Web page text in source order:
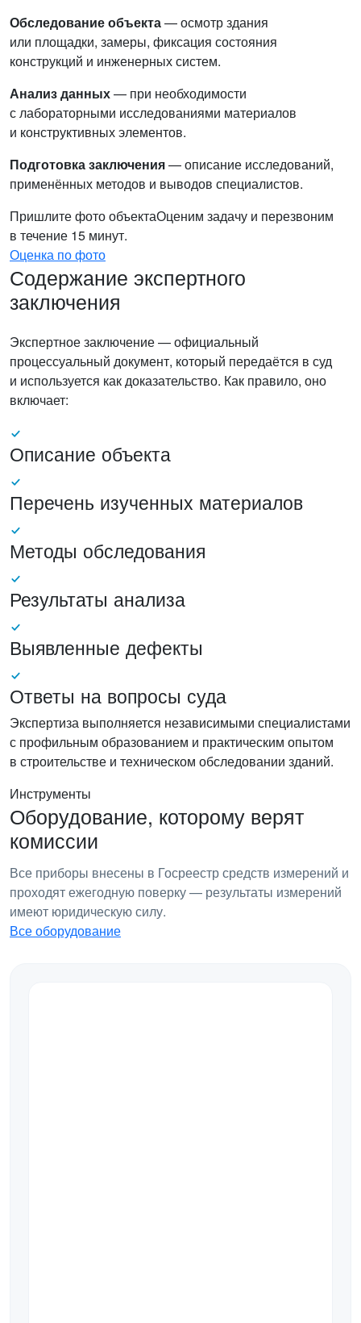
Обследование объекта— осмотр здания
или площадки, замеры, фиксация состояния
конструкций и инженерных систем.
Анализ данных— при необходимости
с лабораторными исследованиями материалов
и конструктивных элементов.
Подготовка заключения— описание исследований,
применённых методов и выводов специалистов.
Пришлите фото объектаОценим задачу и перезвоним
в течение 15 минут.
Оценка по фото
Содержание экспертного
заключения
Экспертное заключение — официальный
процессуальный документ, который передаётся в суд
и используется как доказательство. Как правило, оно
включает:
Описание объекта
Перечень изученных материалов
Методы обследования
Результаты анализа
Выявленные дефекты
Ответы на вопросы суда
Экспертиза выполняется независимыми специалистами
с профильным образованием и практическим опытом
в строительстве и техническом обследовании зданий.
Инструменты
Оборудование, которому верят
комиссии
Все приборы внесены в Госреестр средств измерений и
проходят ежегодную поверку — результаты измерений
имеют юридическую силу.
Все оборудование